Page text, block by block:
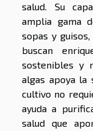
salud. Su
amplia gama
sopas y
buscan
sostenibles y
algas apoya la
cultivo no
ayuda a
salud que